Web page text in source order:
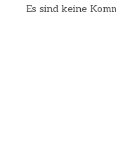
Es sind keine